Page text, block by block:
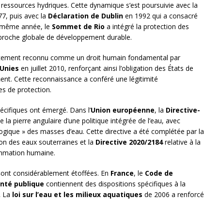
hydriques. Cette dynamique s’est poursuivie avec la
puis avec la Déclaration de Dublin en 1992 qui a consacré
année, le Sommet de Rio a intégré la protection des
globale de développement durable.
reconnu comme un droit humain fondamental par
en juillet 2010, renforçant ainsi l’obligation des États de
Cette reconnaissance a conféré une légitimité
de protection.
ont émergé. Dans l’Union européenne, la Directive-
la pierre angulaire d’une politique intégrée de l’eau, avec
» des masses d’eau. Cette directive a été complétée par la
des eaux souterraines et la Directive 2020/2184relative à la
humaine.
considérablement étoffées. En France, le Code de
publique contiennent des dispositions spécifiques à la
La loi sur l’eau et les milieux aquatiques de 2006 a renforcé